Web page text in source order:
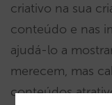
criativo na sua
conteúdo e nas
ajudá-lo a
merecem, mas
conteúdos